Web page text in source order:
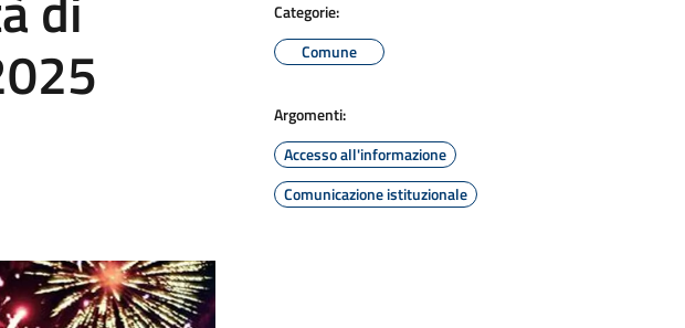
Categorie:
Comune
Argomenti:
Accesso all'informazione
Comunicazione istituzionale